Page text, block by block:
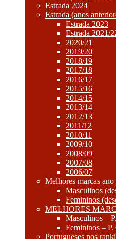
Estrada 2024
Estrada (anos
Estrada 2023
Estrada 2021/
2020/21
2019/20
2018/19
2017/18
2016/17
2015/16
2014/15
2013/14
2012/13
2011/12
2010/11
2009/10
2008/09
2007/08
2006/07
Melhores marcas ano
Masculinos
Femininos
MELHORES
Masculinos –
Femininos – P.
Portugueses nos